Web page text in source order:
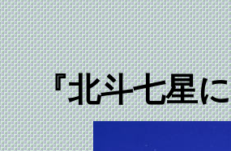
『北斗七星